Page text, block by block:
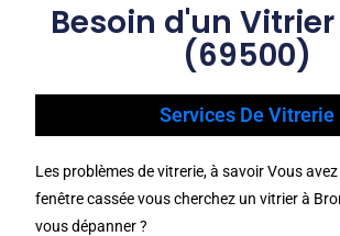
Besoin d'un
(69500)
Services De Vitrerie
Les problèmes de vitrerie, à savoir Vous
fenêtre cassée vous cherchez un vitrier à
vous dépanner ?